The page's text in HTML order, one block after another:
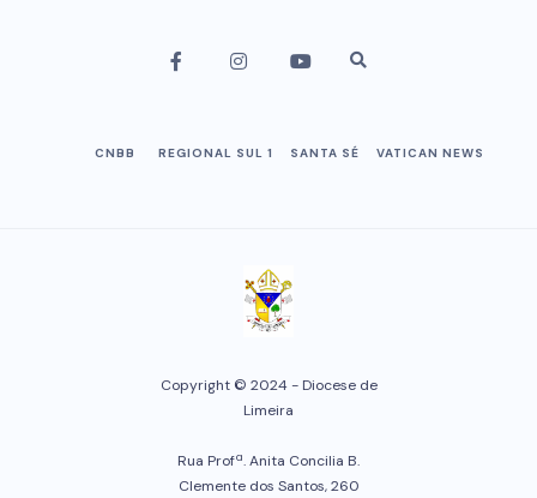
CNBB REGIONAL SUL 1 SANTA SÉ VATICAN NEWS
Copyright © 2024 - Diocese de
Limeira
Rua Profª. Anita Concilia B.
Clemente dos Santos, 260